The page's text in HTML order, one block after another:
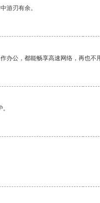
游刃有余。
公，都能畅享高速网络，再也不